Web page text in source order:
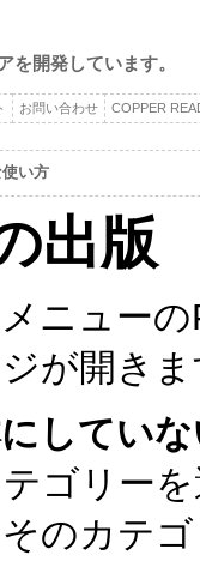
を開発しています。
お問い合わせ
COPPER
い方
出版
ニュー
が開き
にしてい
ゴリー
のカテ